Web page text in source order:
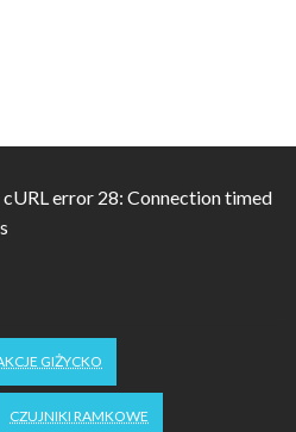
error 28: Connection timed
GIŻYCKO
CZUJNIKI RAMKOWE